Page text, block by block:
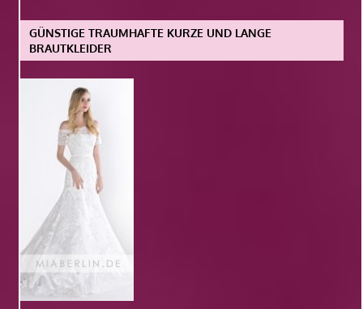
GÜNSTIGE TRAUMHAFTE KURZE UND LANGE
BRAUTKLEIDER